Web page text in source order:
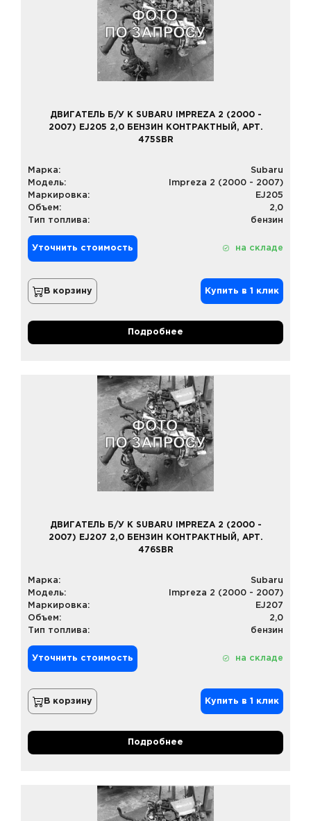
ДВИГАТЕЛЬ Б/У К SUBARU IMPREZA 2 (2000 -
2007) EJ205 2,0 БЕНЗИН КОНТРАКТНЫЙ, АРТ.
475SBR
Марка:
Subaru
Модель:
Impreza 2 (2000 - 2007)
Маркировка:
EJ205
Объем:
2,0
Тип топлива:
бензин
Уточнить стоимость на складе
В корзину Купить в 1 клик
Подробнее
ДВИГАТЕЛЬ Б/У К SUBARU IMPREZA 2 (2000 -
2007) EJ207 2,0 БЕНЗИН КОНТРАКТНЫЙ, АРТ.
476SBR
Марка:
Subaru
Модель:
Impreza 2 (2000 - 2007)
Маркировка:
EJ207
Объем:
2,0
Тип топлива:
бензин
Уточнить стоимость на складе
В корзину Купить в 1 клик
Подробнее